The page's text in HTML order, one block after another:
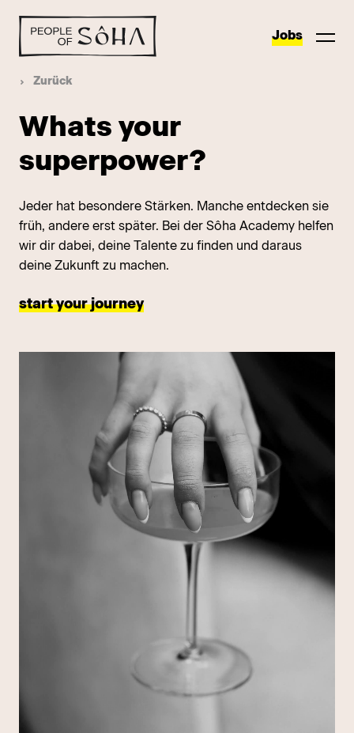
Jobs
Zurück
Whats your
superpower?
Jeder hat besondere Stärken. Manche entdecken sie
früh, andere erst später. Bei der Sôha Academy helfen
wir dir dabei, deine Talente zu finden und daraus
deine Zukunft zu machen.
start your journey